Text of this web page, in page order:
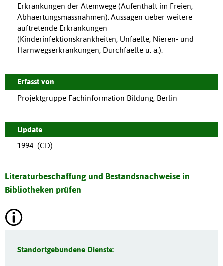
Erkrankungen der Atemwege (Aufenthalt im Freien,
Abhaertungsmassnahmen). Aussagen ueber weitere
auftretende Erkrankungen
(Kinderinfektionskrankheiten, Unfaelle, Nieren- und
Harnwegserkrankungen, Durchfaelle u. a.).
Erfasst von
Projektgruppe Fachinformation Bildung, Berlin
Update
1994_(CD)
Literaturbeschaffung und Bestandsnachweise in
Bibliotheken prüfen
Standortgebundene Dienste: